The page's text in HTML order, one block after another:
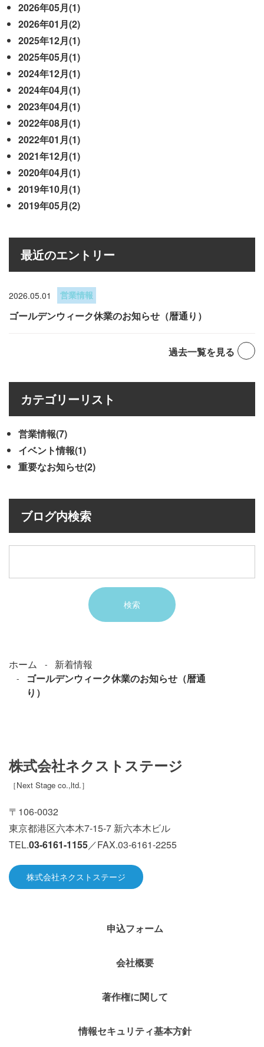
2026年05月(1)
2026年01月(2)
2025年12月(1)
2025年05月(1)
2024年12月(1)
2024年04月(1)
2023年04月(1)
2022年08月(1)
2022年01月(1)
2021年12月(1)
2020年04月(1)
2019年10月(1)
2019年05月(2)
最近のエントリー
2026.05.01 営業情報
ゴールデンウィーク休業のお知らせ（暦通り）
過去一覧を見る
カテゴリーリスト
営業情報(7)
イベント情報(1)
重要なお知らせ(2)
ブログ内検索
ホーム
新着情報
ゴールデンウィーク休業のお知らせ（暦通
り）
株式会社ネクストステージ
［Next Stage co.,ltd.］
〒106-0032
東京都港区六本木7-15-7 新六本木ビル
TEL.03-6161-1155／FAX.03-6161-2255
株式会社ネクストステージ
申込フォーム
会社概要
著作権に関して
情報セキュリティ基本方針